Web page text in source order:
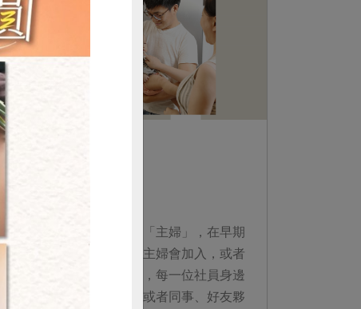
2022-08-08
主婦聯盟合作社名稱中的「主婦」，在早期
常常讓人誤以為只有家庭主婦會加入，或者
加入的都是女性。事實上，每一位社員身邊
的另一半、爸爸、兒子，或者同事、好友夥